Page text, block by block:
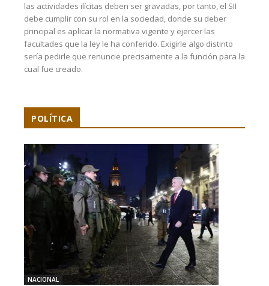
las actividades ilícitas deben ser gravadas, por tanto, el SII
debe cumplir con su rol en la sociedad, donde su deber
principal es aplicar la normativa vigente y ejercer las
facultades que la ley le ha conferido. Exigirle algo distinto
sería pedirle que renuncie precisamente a la función para la
cual fue creado.
POLÍTICA
NACIONAL